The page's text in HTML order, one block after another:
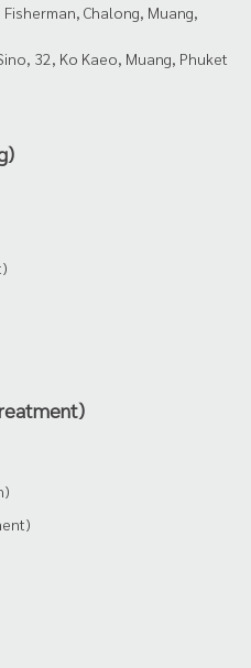
Chalong, Muang,
32, Ko Kaeo, Muang, Phuket